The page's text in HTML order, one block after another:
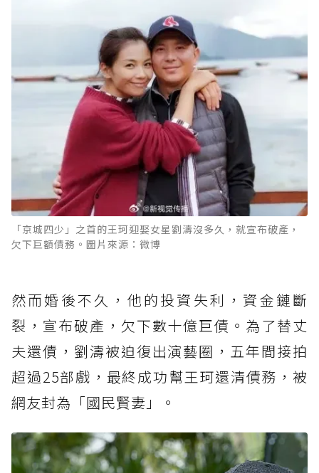
「京城四少」之首的王珂迎娶女星劉濤沒多久，就宣布破產，
欠下巨額債務。圖片來源：微博
然而婚後不久，他的投資失利，資金鏈斷
裂，宣布破產，欠下數十億巨債。為了替丈
夫還債，劉濤被迫復出演藝圈，五年間接拍
超過25部戲，最終成功幫王珂還清債務，被
網友封為「國民賢妻」。